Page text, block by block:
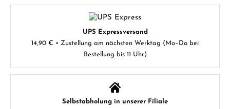
UPS Expressversand
14,90 € • Zustellung am nächsten Werktag (Mo–Do bei
Bestellung bis 11 Uhr)
Selbstabholung in unserer Filiale